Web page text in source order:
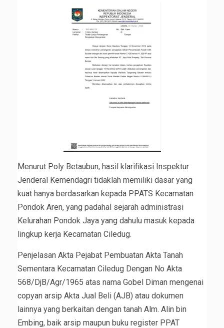
Menurut Poly Betaubun, hasil klarifikasi Inspektur
Jenderal Kemendagri tidaklah memiliki dasar yang
kuat hanya berdasarkan kepada PPATS Kecamatan
Pondok Aren, yang padahal sejarah administrasi
Kelurahan Pondok Jaya yang dahulu masuk kepada
lingkup kerja Kecamatan Ciledug.
Penjelasan Akta Pejabat Pembuatan Akta Tanah
Sementara Kecamatan Ciledug Dengan No Akta
568/DjB/Agr/1965 atas nama Gobel Diman mengenai
copyan arsip Akta Jual Beli (AJB) atau dokumen
lainnya yang berkaitan dengan tanah Alm. Alin bin
Embing, baik arsip maupun buku register PPAT